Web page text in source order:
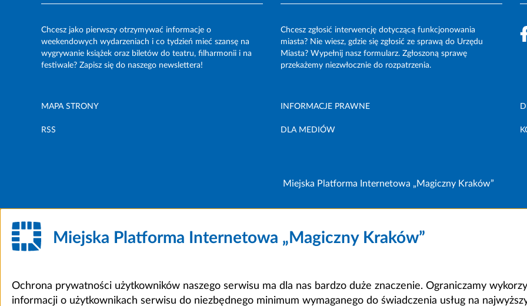
Chcesz jako pierwszy otrzymywać informacje o
weekendowych wydarzeniach i co tydzień mieć szansę na
wygrywanie książek oraz biletów do teatru, filharmonii i na
festiwale? Zapisz się do naszego newslettera!
Chcesz zgłosić interwencję dotyczącą funkcjonowania
miasta? Nie wiesz, gdzie się zgłosić ze sprawą do Urzędu
Miasta? Wypełnij nasz formularz. Zgłoszoną sprawę
przekażemy niezwłocznie do rozpatrzenia.
MAPA STRONY INFORMACJE PRAWNE
RSS DLA MEDIÓW
Miejska Platforma Internetowa „Magiczny Kraków”
Miejska Platforma Internetowa „Magiczny Kraków”
Ochrona prywatności użytkowników naszego serwisu ma dla nas bardzo duże znaczenie. Ograniczamy
informacji o użytkownikach serwisu do niezbędnego minimum wymaganego do świadczenia usług na